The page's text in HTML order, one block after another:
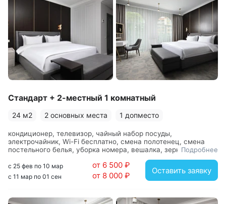
(более 200 видов процедур от консультаций врачей до
грязелечения и физиотерапии), санатории с сильной
лечебной базой.
Стандарт + 2-местный 1 комнатный
24 м2 2 основных места 1 допместо
кондиционер, телевизор, чайный набор посуды,
электрочайник, Wi-Fi бесплатно, смена полотенец, смена
постельного белья, уборка номера, вешалка, зеркало,
шкаф, с душевой кабиной, туалетные принадлежности, фен
Подробнее
с 25 фев по 10 мар от 6 500 ₽
с 11 мар по 01 сен от 8 000 ₽
Оставить заявку